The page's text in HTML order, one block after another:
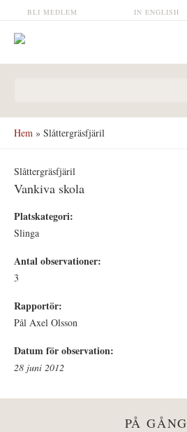
Hoppa till huvudinnehåll IN ENGLISH
BLI MEDLEM
Hem » Slåttergräsfjäril
Slåttergräsfjäril
Vankiva skola
Platskategori:
Slinga
Antal observationer:
3
Rapportör:
Pål Axel Olsson
Datum för observation:
28 juni 2012
PÅ GÅNG